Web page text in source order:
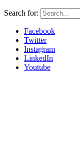
Search for:
Facebook
Twitter
Instagram
LinkedIn
Youtube